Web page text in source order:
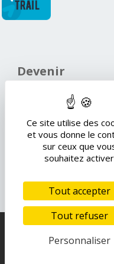
Devenir
Newsletter
→
Presse–
Tous droits
Ce site utilise des
et vous donne le
sur ceux que
souhaitez activer
Tout accepter
Tout refuser
Personnaliser